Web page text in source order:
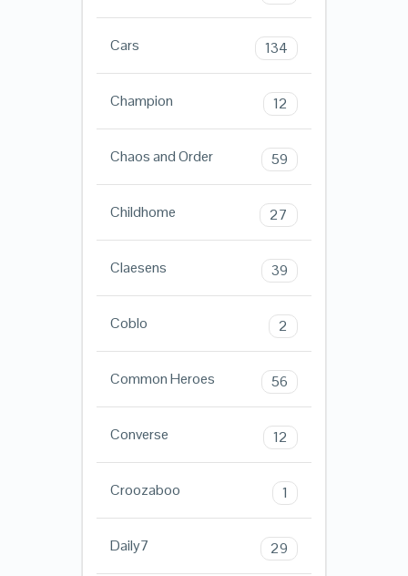
Cars 134
Champion 12
Chaos and Order 59
Childhome 27
Claesens 39
Coblo 2
Common Heroes 56
Converse 12
Croozaboo 1
Daily7 29